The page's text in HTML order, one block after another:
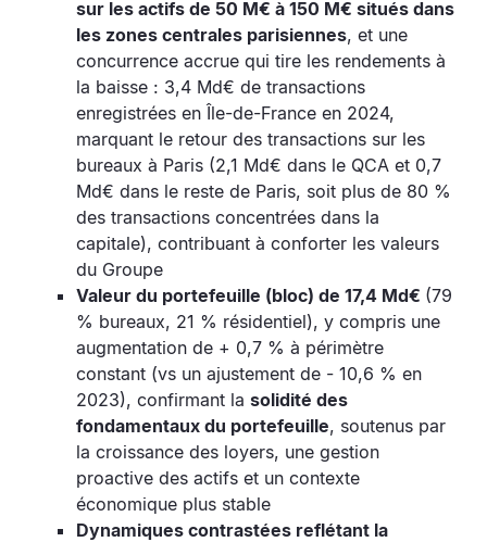
sur les actifs de 50 M€ à 150 M€ situés dans
les zones centrales parisiennes, et une
concurrence accrue qui tire les rendements à
la baisse : 3,4 Md€ de transactions
enregistrées en Île-de-France en 2024,
marquant le retour des transactions sur les
bureaux à Paris (2,1 Md€ dans le QCA et 0,7
Md€ dans le reste de Paris, soit plus de 80 %
des transactions concentrées dans la
capitale), contribuant à conforter les valeurs
du Groupe
Valeur du portefeuille (bloc) de 17,4 Md€ (79
% bureaux, 21 % résidentiel), y compris une
augmentation de + 0,7 % à périmètre
constant (vs un ajustement de - 10,6 % en
2023), confirmant la solidité des
fondamentaux du portefeuille, soutenus par
la croissance des loyers, une gestion
proactive des actifs et un contexte
économique plus stable
Dynamiques contrastées reflétant la